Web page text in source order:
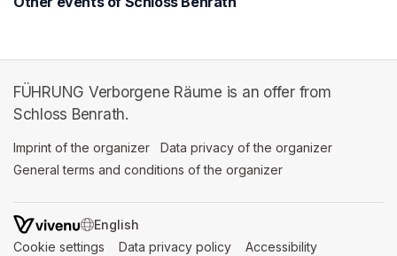
FÜHRUNG Verborgene Räume is an offer from
Schloss Benrath.
Imprint of the organizer (opens in a new tab)
Data privacy of the organizer
General terms and conditions of the organizer
SWITCH LANGUAGE
Cookie settings (opens in a new tab)
Data privacy policy (opens in a new tab)
Accessibility